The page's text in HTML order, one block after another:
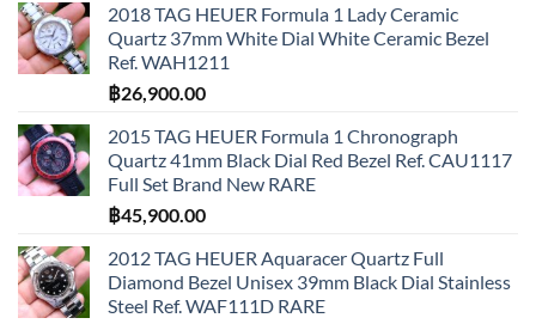
2018 TAG HEUER Formula 1 Lady Ceramic
Quartz 37mm White Dial White Ceramic Bezel
Ref. WAH1211
฿26,900.00
2015 TAG HEUER Formula 1 Chronograph
Quartz 41mm Black Dial Red Bezel Ref. CAU1117
Full Set Brand New RARE
฿45,900.00
2012 TAG HEUER Aquaracer Quartz Full
Diamond Bezel Unisex 39mm Black Dial Stainless
Steel Ref. WAF111D RARE